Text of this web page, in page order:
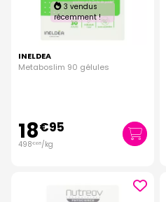
3 vendus
récemment !
INELDEA
Metaboslim 90 gélules
18€95
498€68/kg